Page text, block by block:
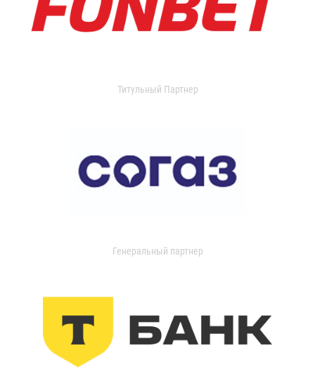
Титульный Партнер
Генеральный партнер